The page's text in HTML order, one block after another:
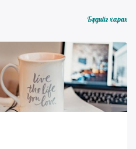
Бүгдийг харах